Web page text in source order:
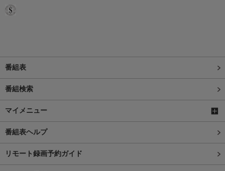
番組表
番組検索
マイメニュー
番組表ヘルプ
リモート録画予約ガイド